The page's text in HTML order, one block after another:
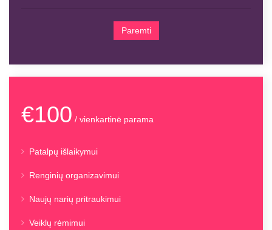
Paremti
€100 / vienkartinė parama
Patalpų išlaikymui
Renginių organizavimui
Naujų narių pritraukimui
Veiklų rėmimui